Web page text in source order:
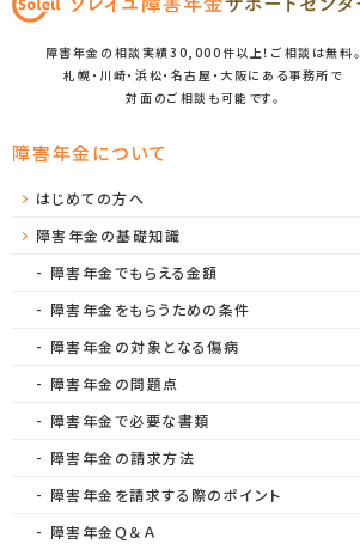
障害年金の相談実績30,000件以上！ご相談は無料。
札幌・川崎・浜松・名古屋・大阪にある事務所で
対面のご相談も可能です。
障害年金について
はじめての方へ
障害年金の基礎知識
障害年金でもらえる金額
障害年金をもらうための条件
障害年金の対象となる傷病
障害年金の問題点
障害年金で必要な書類
障害年金の請求方法
障害年金を請求する際のポイント
障害年金Ｑ＆Ａ